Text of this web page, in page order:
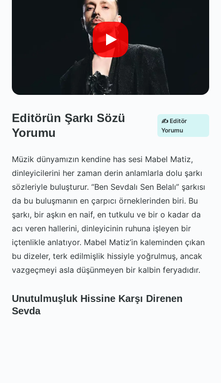
Editörün Şarkı Sözü
Yorumu
✍️ Editör
Yorumu
Müzik dünyamızın kendine has sesi Mabel Matiz,
dinleyicilerini her zaman derin anlamlarla dolu şarkı
sözleriyle buluşturur. “Ben Sevdalı Sen Belalı” şarkısı
da bu buluşmanın en çarpıcı örneklerinden biri. Bu
şarkı, bir aşkın en naif, en tutkulu ve bir o kadar da
acı veren hallerini, dinleyicinin ruhuna işleyen bir
içtenlikle anlatıyor. Mabel Matiz’in kaleminden çıkan
bu dizeler, terk edilmişlik hissiyle yoğrulmuş, ancak
vazgeçmeyi asla düşünmeyen bir kalbin feryadıdır.
Unutulmuşluk Hissine Karşı Direnen
Sevda